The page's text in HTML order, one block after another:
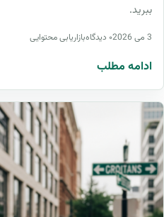
ببرید.
3 می 2026 ۰ دیدگاه بازاریابی محتوایی
ادامه مطلب